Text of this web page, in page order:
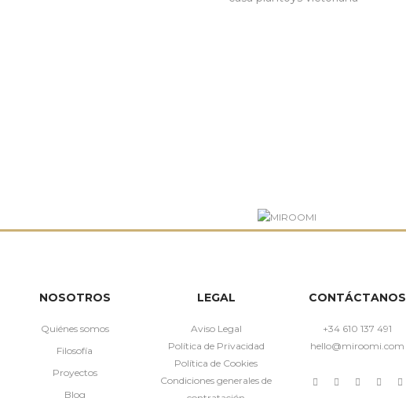
NOSOTROS
Quiénes somos
Filosofía
Proyectos
Blog
LEGAL
Aviso Legal
Política de Privacidad
Política de Cookies
Condiciones generales de
CONTÁCTANOS
+34 610 137 491
hello@miroomi.com